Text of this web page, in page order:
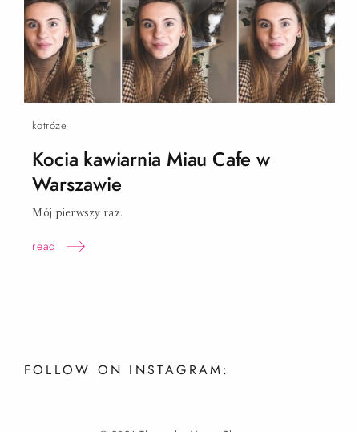
kotróże
Kocia kawiarnia Miau Cafe w
Warszawie
Mój pierwszy raz.
read
FOLLOW ON INSTAGRAM: